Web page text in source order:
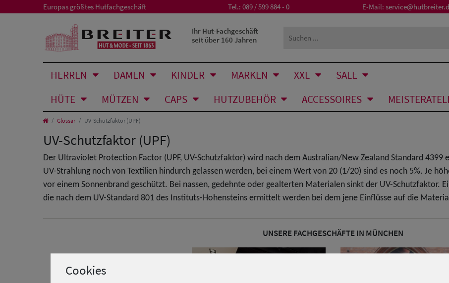
Europas größtes Hutfachgeschäft Tel.: 089 / 599 884 - 0 E-Mail:
Ihr Hut-Fachgeschäft
seit über 160 Jahren
HERREN DAMEN KINDER MARKEN XXL
SALE
HÜTE
MÜTZEN CAPS HUTZUBEHÖR ACCESSOIRES
Glossar UV-Schutzfaktor (UPF)
UV-Schutzfaktor (UPF)
Der Ultraviolet Protection Factor (UPF, UV-Schutzfaktor) wird nach dem Australian/New Zealand Standard
UV-Strahlung noch von Textilien hindurch gelassen werden, bei einem Wert von 20 (1/20) sind es noch 5%. Je
vor einem Sonnenbrand geschützt. Bei nassen, gedehnte oder gealterten Materialen sinkt der UV-Schutzfaktor.
die nach dem UV-Standard 801 des Instituts-Hohensteins ermittelt werden bei dem jene Einflüsse auf die
UNSERE FACHGESCHÄFTE IN MÜNCHEN
Cookies